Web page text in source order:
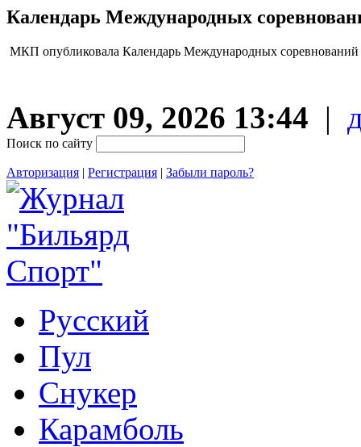
Календарь Международных
МКП опубликовала Календарь Международных
Август 09, 2026 13:44 |
Поиск по сайту
Авторизация | Регистрация | Забыли пароль?
Русский
Пул
Снукер
Карамболь